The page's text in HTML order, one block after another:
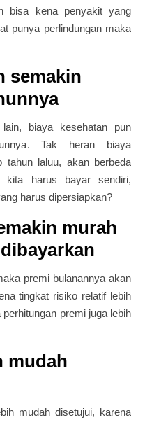
bisa kena penyakit yang
punya perlindungan maka
semakin
biaya kesehatan pun
Tak heran biaya
tahun laluu, akan berbeda
kita harus bayar sendiri,
harus dipersiapkan?
murah
premi bulanannya akan
tingkat risiko relatif lebih
premi juga lebih
mudah
mudah disetujui, karena